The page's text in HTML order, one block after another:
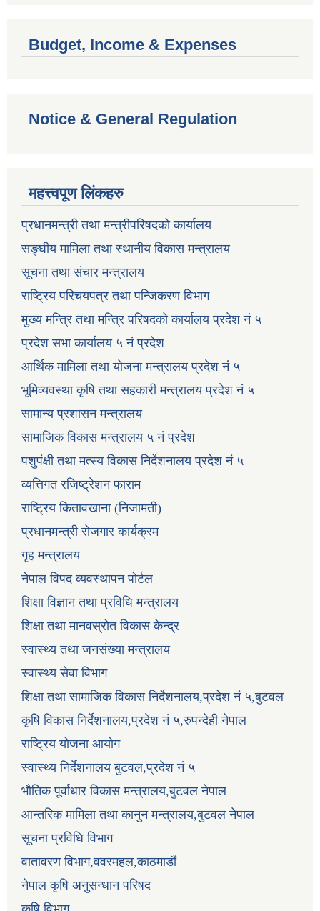
Budget, Income & Expenses
Notice & General Regulation
महत्त्वपूण लिंकहरु
प्रधानमन्त्री तथा मन्त्रीपरिषदको कार्यालय
सङ्घीय मामिला तथा स्थानीय विकास मन्त्रालय
सूचना तथा संचार मन्त्रालय
राष्ट्रिय परिचयपत्र तथा पन्जिकरण विभाग
मुख्य मन्त्रि तथा मन्त्रि परिषदको कार्यालय प्रदेश नं ५
प्रदेश सभा कार्यालय ५ नं प्रदेश
आर्थिक मामिला तथा योजना मन्त्रालय प्रदेश नं ५
भूमिव्यवस्था कृषि तथा सहकारी मन्त्रालय प्रदेश नं ५
सामान्य प्रशासन मन्त्रालय
सामाजिक विकास मन्त्रालय ५ नं प्रदेश
पशुपंक्षी तथा मत्स्य विकास निर्देशनालय प्रदेश नं ५
व्यत्तिगत रजिष्ट्रेशन फाराम
राष्ट्रिय कितावखाना (निजामती)
प्रधानमन्त्री रोजगार कार्यक्रम
गृह मन्त्रालय
नेपाल विपद व्यवस्थापन पोर्टल
शिक्षा विज्ञान तथा प्रविधि मन्त्रालय
शिक्षा तथा मानवस्रोत विकास केन्द्र
स्वास्थ्य तथा जनसंख्या मन्त्रालय
स्वास्थ्य सेवा विभाग
शिक्षा तथा सामाजिक विकास निर्देशनालय,प्रदेश नं ५,बुटवल
कृषि विकास निर्देशनालय,प्रदेश नं ५,रुपन्देही नेपाल
राष्ट्रिय योजना आयोग
स्वास्थ्य निर्देशनालय बुटवल,प्रदेश नं ५
भौतिक पूर्वाधार विकास मन्त्रालय,बुटवल नेपाल
आन्तरिक मामिला तथा कानुन मन्त्रालय,बुटवल नेपाल
सूचना प्रविधि विभाग
वातावरण विभाग,ववरमहल,काठमाडौं
नेपाल कृषि अनुसन्धान परिषद